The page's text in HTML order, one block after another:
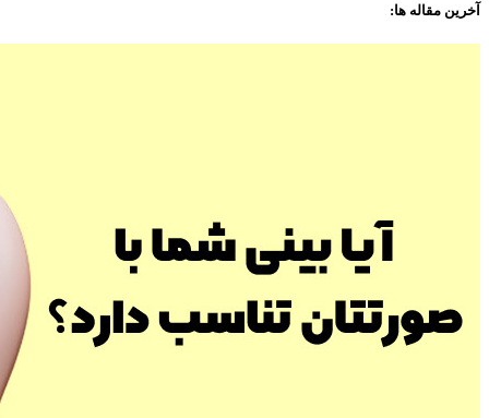
آخرین مقاله ها: